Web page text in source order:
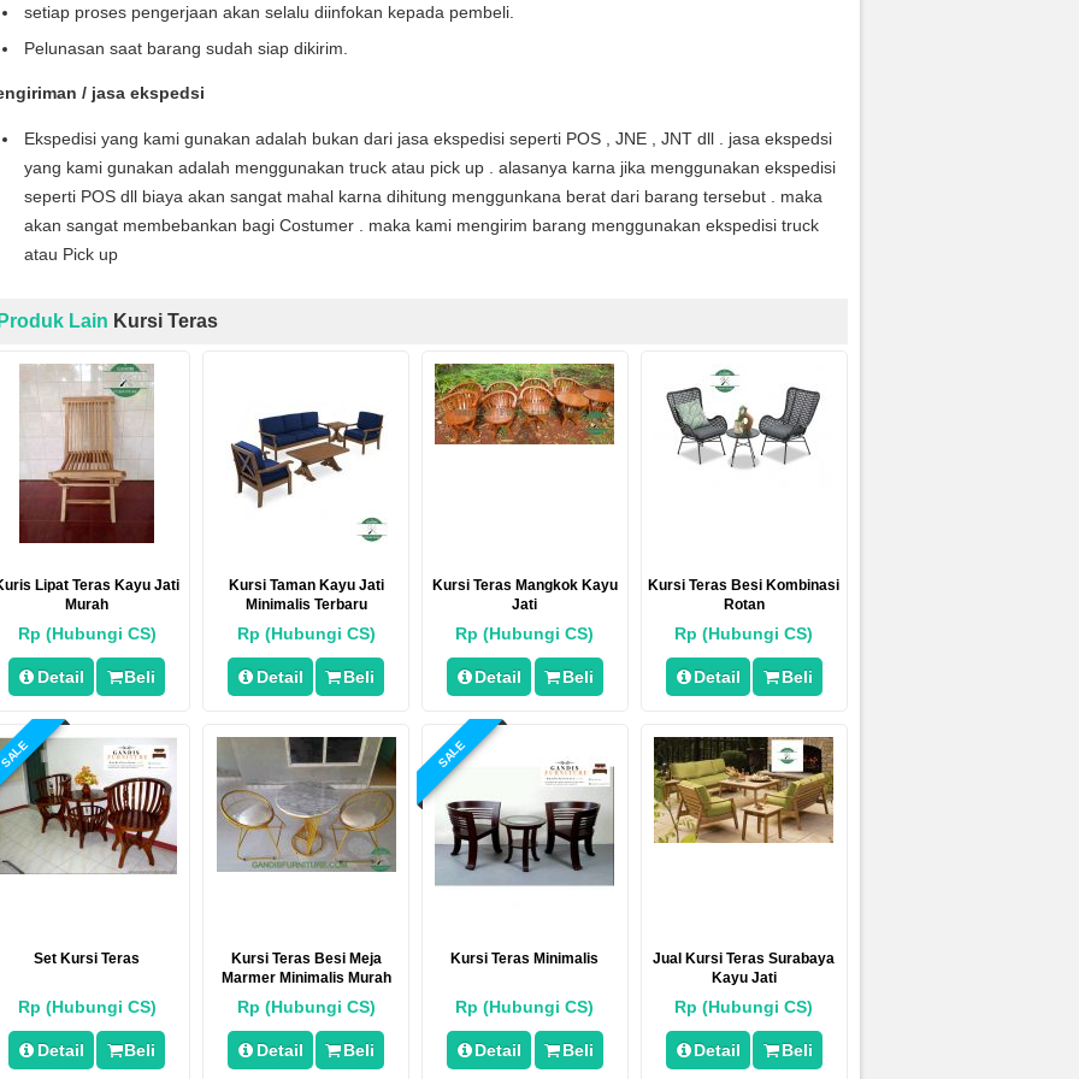
setiap proses pengerjaan akan selalu diinfokan kepada pembeli.
Pelunasan saat barang sudah siap dikirim.
/ jasa ekspedsi
Ekspedisi yang kami gunakan adalah bukan dari jasa ekspedisi seperti POS , JNE , JNT dll . jasa ekspedsi
yang kami gunakan adalah menggunakan truck atau pick up . alasanya karna jika menggunakan ekspedisi
seperti POS dll biaya akan sangat mahal karna dihitung menggunkana berat dari barang tersebut . maka
akan sangat membebankan bagi Costumer . maka kami mengirim barang menggunakan ekspedisi truck
atau Pick up
Lain Kursi Teras
Lipat Teras Kayu Jati
Murah
Rp (Hubungi CS)
Detail Beli
Kursi Taman Kayu Jati
Minimalis Terbaru
Rp (Hubungi CS)
Detail Beli
Kursi Teras Mangkok Kayu
Jati
Rp (Hubungi CS)
Detail Beli
Kursi Teras Besi Kombinasi
Rotan
Rp (Hubungi CS)
Detail Beli
Set Kursi Teras
Rp (Hubungi CS)
Detail Beli
Kursi Teras Besi Meja
Marmer Minimalis Murah
Rp (Hubungi CS)
Detail Beli
SALE
Kursi Teras Minimalis
Rp (Hubungi CS)
Detail Beli
Jual Kursi Teras Surabaya
Kayu Jati
Rp (Hubungi CS)
Detail Beli